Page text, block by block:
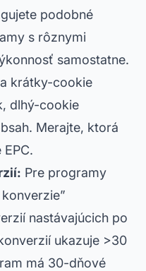
podobné
s rôznymi
samostatne.
krátky-cookie
dlhý-cookie
Merajte, ktorá
Pre programy
nastávajúcich po
ukazuje >30
má 30-dňové